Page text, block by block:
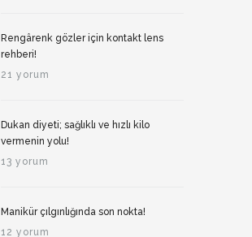
Rengârenk gözler için kontakt lens
rehberi!
21 yorum
Dukan diyeti; sağlıklı ve hızlı kilo
vermenin yolu!
13 yorum
Manikür çılgınlığında son nokta!
12 yorum